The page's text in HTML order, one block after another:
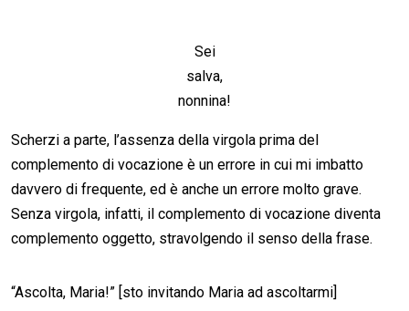
Sei
salva,
nonnina!
Scherzi a parte, l’assenza della virgola prima del
complemento di vocazione è un errore in cui mi imbatto
davvero di frequente, ed è anche un errore molto grave.
Senza virgola, infatti, il complemento di vocazione diventa
complemento oggetto, stravolgendo il senso della frase.
“Ascolta, Maria!” [sto invitando Maria ad ascoltarmi]